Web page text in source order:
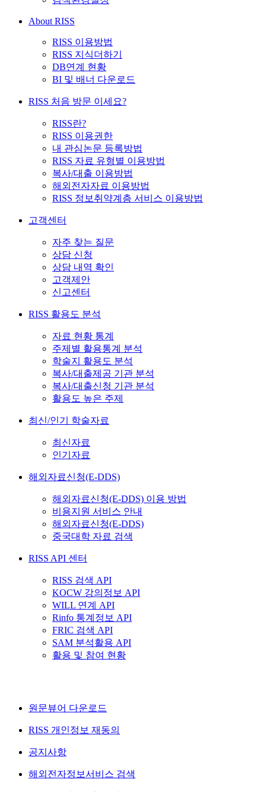
About RISS
RISS 이용방법
RISS 지식더하기
DB연계 현황
BI 및 배너 다운로드
RISS 처음 방문 이세요?
RISS란?
RISS 이용권한
내 관심논문 등록방법
RISS 자료 유형별 이용방법
복사/대출 이용방법
해외전자자료 이용방법
RISS 정보취약계층 서비스 이용방법
고객센터
자주 찾는 질문
상담 신청
상담 내역 확인
고객제안
신고센터
RISS 활용도 분석
자료 현황 통계
주제별 활용통계 분석
학술지 활용도 분석
복사/대출제공 기관 분석
복사/대출신청 기관 분석
활용도 높은 주제
최신/인기 학술자료
최신자료
인기자료
해외자료신청(E-DDS)
해외자료신청(E-DDS) 이용 방법
비용지원 서비스 안내
해외자료신청(E-DDS)
중국대학 자료 검색
RISS API 센터
RISS 검색 API
KOCW 강의정보 API
WILL 연계 API
Rinfo 통계정보 API
FRIC 검색 API
SAM 분석활용 API
활용 및 참여 현황
원문뷰어 다운로드
RISS 개인정보 재동의
공지사항
해외전자정보서비스 검색